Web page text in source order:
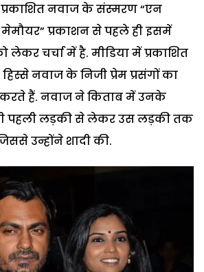
नवाज के संस्मरण “एन
मेमौयर” प्रकाशन से पहले ही इसमें
चर्चा में है. मीडिया में प्रकाशित
नवाज के निजी प्रेम प्रसंगों का
हैं. नवाज ने किताब में उनके
पहली लड़की से लेकर उस लड़की तक
उन्होंने शादी की.